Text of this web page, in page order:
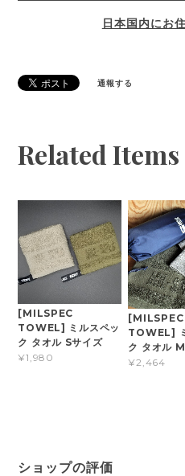
日本国内にお
通報する
Related Items
[MILSPEC
TOWEL] ミルスペッ
ク タオル Sサイズ
¥1,980
[MILSPEC
TOWEL]
ク タオル
¥2,464
ショップの評価